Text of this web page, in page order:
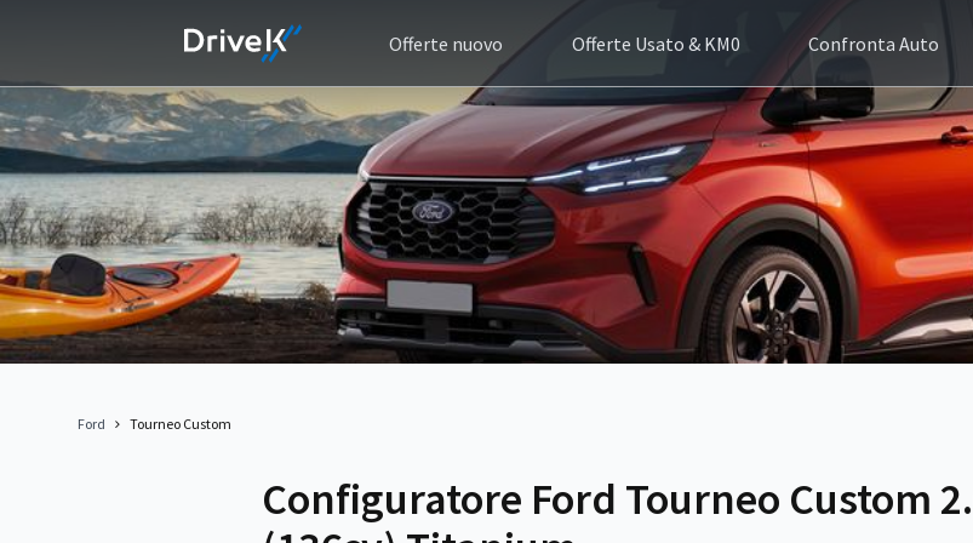
Offerte nuovo Offerte Usato & KM0 Confronta Auto
Ford Tourneo Custom
Configuratore Ford Tourneo Custom